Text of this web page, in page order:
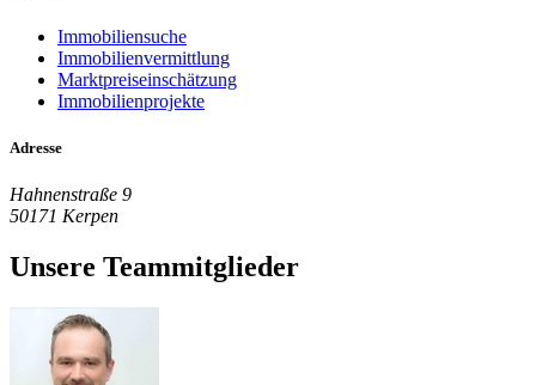
Immobiliensuche
Immobilienvermittlung
Marktpreiseinschätzung
Immobilienprojekte
Adresse
Hahnenstraße 9
50171 Kerpen
Unsere Teammitglieder